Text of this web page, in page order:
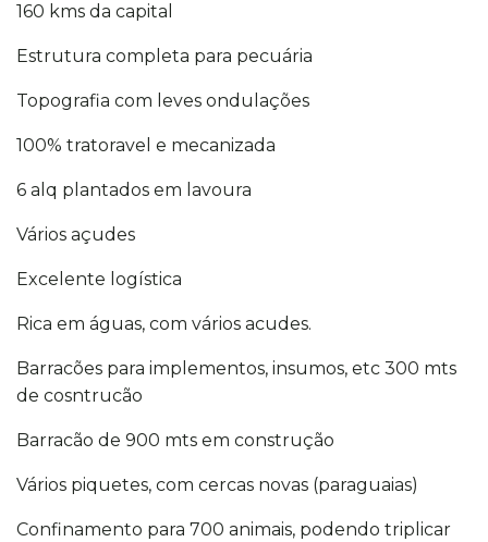
160 kms da capital
Estrutura completa para pecuária
Topografia com leves ondulações
100% tratoravel e mecanizada
6 alq plantados em lavoura
Vários açudes
Excelente logística
Rica em águas, com vários acudes.
Barracões para implementos, insumos, etc 300 mts
de cosntrucão
Barracão de 900 mts em construção
Vários piquetes, com cercas novas (paraguaias)
Confinamento para 700 animais, podendo triplicar